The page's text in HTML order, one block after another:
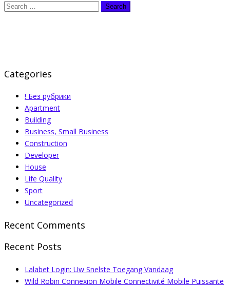
Categories
! Без рубрики
Apartment
Building
Business, Small Business
Construction
Developer
House
Life Quality
Sport
Uncategorized
Recent Comments
Recent Posts
Lalabet Login: Uw Snelste Toegang Vandaag
Wild Robin Connexion Mobile Connectivité Mobile Puissante